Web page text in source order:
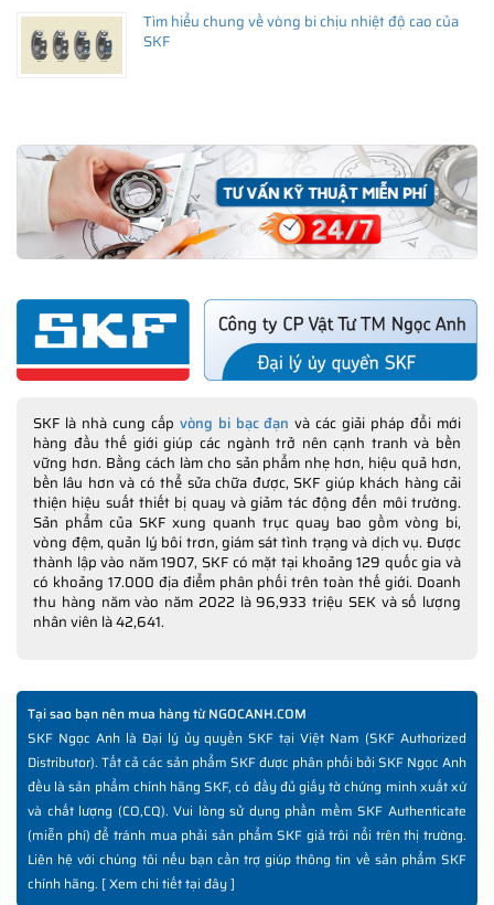
Tìm hiểu chung về vòng bi chịu nhiệt độ cao của
SKF
SKF là nhà cung cấp vòng bi bạc đạn và các giải pháp đổi mới
hàng đầu thế giới giúp các ngành trở nên cạnh tranh và bền
vững hơn. Bằng cách làm cho sản phẩm nhẹ hơn, hiệu quả hơn,
bền lâu hơn và có thể sửa chữa được, SKF giúp khách hàng cải
thiện hiệu suất thiết bị quay và giảm tác động đến môi trường.
Sản phẩm của SKF xung quanh trục quay bao gồm vòng bi,
vòng đệm, quản lý bôi trơn, giám sát tình trạng và dịch vụ. Được
thành lập vào năm 1907, SKF có mặt tại khoảng 129 quốc gia và
có khoảng 17.000 địa điểm phân phối trên toàn thế giới. Doanh
thu hàng năm vào năm 2022 là 96,933 triệu SEK và số lượng
nhân viên là 42,641.
Tại sao bạn nên mua hàng từ NGOCANH.COM
SKF Ngọc Anh là Đại lý ủy quyền SKF tại Việt Nam (SKF Authorized
Distributor). Tất cả các sản phẩm SKF được phân phối bởi SKF Ngọc Anh
đều là sản phẩm chính hãng SKF, có đầy đủ giấy tờ chứng minh xuất xứ
và chất lượng (CO,CQ). Vui lòng sử dụng phần mềm SKF Authenticate
(miễn phí) để tránh mua phải sản phẩm SKF giả trôi nổi trên thị trường.
Liên hệ với chúng tôi nếu bạn cần trợ giúp thông tin về sản phẩm SKF
chính hãng. [Xem chi tiết tại đây]